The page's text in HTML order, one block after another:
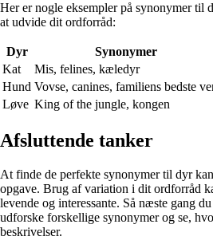
Her er nogle eksempler på synonymer til
at udvide dit ordforråd:
Dyr
Synonymer
Kat
Mis, felines, kæledyr
Hund Vovse, canines, familiens bedste
Løve King of the jungle, kongen
Afsluttende tanker
At finde de perfekte synonymer til dyr
opgave. Brug af variation i dit ordforråd
levende og interessante. Så næste gang
udforske forskellige synonymer og se,
beskrivelser.